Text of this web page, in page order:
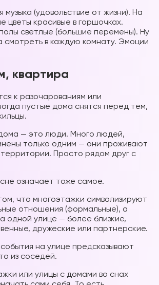
музыка (удовольствие от жизни). На
цветы красивые в горшочках.
светлые (большие перемены). Ну
в каждую комнату. Эмоции
квартира
к разочарованиям или
пустые дома снятся перед тем,
— это люди. Много людей,
только одним — они проживают
Просто рядом друг с
означает тоже самое.
что многоэтажки символизируют
отношения (формальные), а
одной улице — более близкие,
дружеские или партнерские.
на улице предсказывают
из соседей.
или улицы с домами во снах